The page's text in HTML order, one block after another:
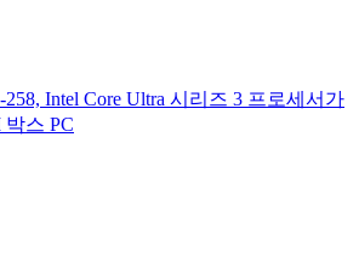
Intel Core Ultra 시리즈 3 프로세서가
스 PC